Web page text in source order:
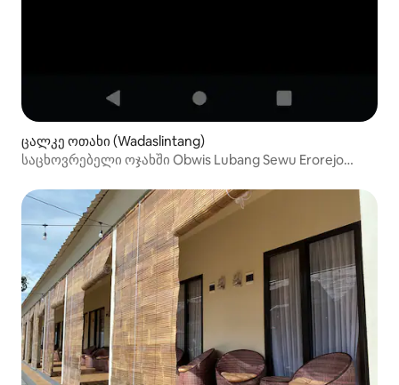
ცალკე ოთახი (Wadaslintang)
საცხოვრებელი ოჯახში Obwis Lubang Sewu Erorejo